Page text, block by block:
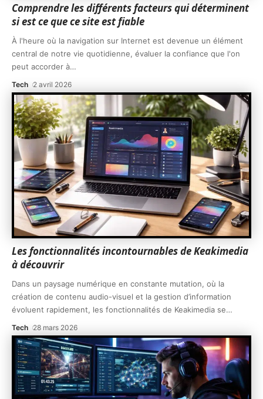
Comprendre les différents facteurs qui déterminent
si est ce que ce site est fiable
À l'heure où la navigation sur Internet est devenue un élément
central de notre vie quotidienne, évaluer la confiance que l'on
peut accorder à…
Tech 2 avril 2026
Les fonctionnalités incontournables de Keakimedia
à découvrir
Dans un paysage numérique en constante mutation, où la
création de contenu audio-visuel et la gestion d’information
évoluent rapidement, les fonctionnalités de Keakimedia se…
Tech 28 mars 2026